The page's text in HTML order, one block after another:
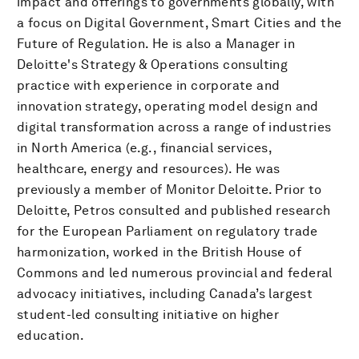
a focus on Digital Government, Smart Cities and the
Future of Regulation. He is also a Manager in
Deloitte's Strategy & Operations consulting
practice with experience in corporate and
innovation strategy, operating model design and
digital transformation across a range of industries
in North America (e.g., financial services,
healthcare, energy and resources). He was
previously a member of Monitor Deloitte. Prior to
Deloitte, Petros consulted and published research
for the European Parliament on regulatory trade
harmonization, worked in the British House of
Commons and led numerous provincial and federal
advocacy initiatives, including Canada’s largest
student-led consulting initiative on higher
education.